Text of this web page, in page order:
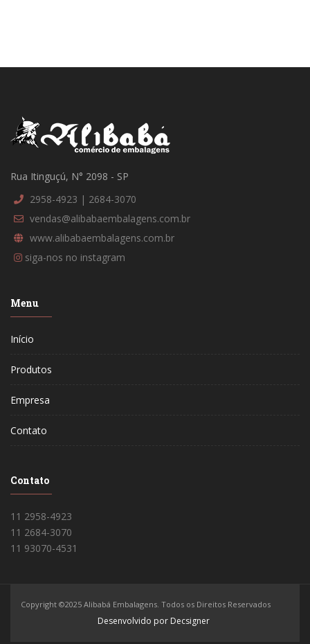
Rua Itinguçú, N° 2098 - SP
2958-4923 | 2684-3070
vendas@alibabaembalagens.com.br
www.alibabaembalagens.com.br
siga-nos no instagram
Menu
Início
Produtos
Empresa
Contato
Contato
11 2958-4923
11 2684-3070
11 93070-4531
Copyright ©2025 Alibabá Embalagens. Todos os Direitos Reservados
Desenvolvido por Decsigner